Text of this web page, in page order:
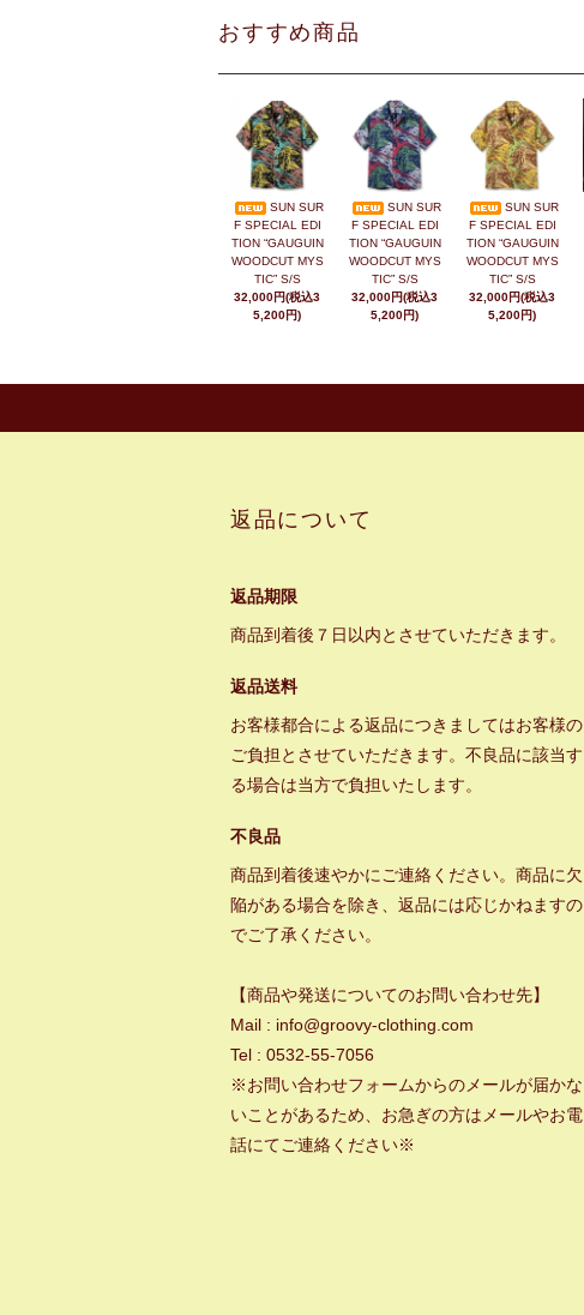
おすすめ商品
SUN SUR
F SPECIAL EDI
TION “GAUGUIN
WOODCUT MYS
TIC” S/S
32,000円(税込3
5,200円)
SUN SUR
F SPECIAL EDI
TION “GAUGUIN
WOODCUT MYS
TIC” S/S
32,000円(税込3
5,200円)
SUN SUR
F SPECIAL EDI
TION “GAUGUIN
WOODCUT MYS
TIC” S/S
32,000円(税込3
5,200円)
返品について
返品期限
商品到着後７日以内とさせていただきます。
返品送料
お客様都合による返品につきましてはお客様の
ご負担とさせていただきます。不良品に該当す
る場合は当方で負担いたします。
不良品
商品到着後速やかにご連絡ください。商品に欠
陥がある場合を除き、返品には応じかねますの
でご了承ください。
【商品や発送についてのお問い合わせ先】
Mail : info@groovy-clothing.com
Tel : 0532-55-7056
※お問い合わせフォームからのメールが届かな
いことがあるため、お急ぎの方はメールやお電
話にてご連絡ください※